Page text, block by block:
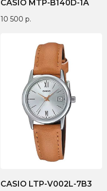
CASIO MTP-B140D-1A
10 500 р.
CASIO LTP-V002L-7B3